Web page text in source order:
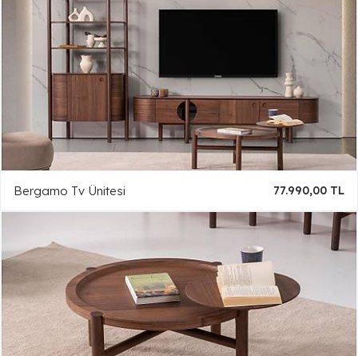
Bergamo Tv Ünitesi 77.990,00 TL